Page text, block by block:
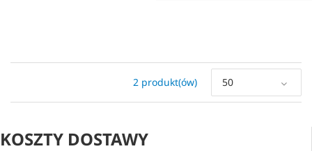
2 produkt(ów) 50
KOSZTY DOSTAWY